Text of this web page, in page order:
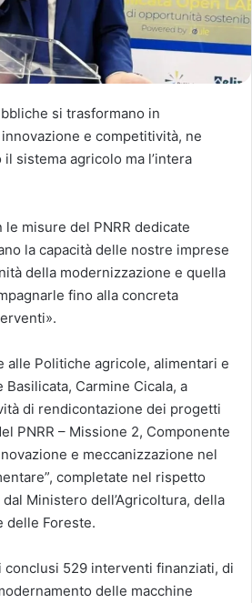
si trasformano in
e competitività, ne
sistema agricolo ma l’intera
misure del PNRR dedicate
la capacità delle nostre imprese
della modernizzazione e quella
fino alla concreta
alle Politiche agricole, alimentari e
Carmine Cicala, a
di rendicontazione dei progetti
PNRR – Missione 2, Componente
e meccanizzazione nel
completate nel rispetto
Ministero dell’Agricoltura, della
delle Foreste.
conclusi 529 interventi finanziati, di
delle macchine